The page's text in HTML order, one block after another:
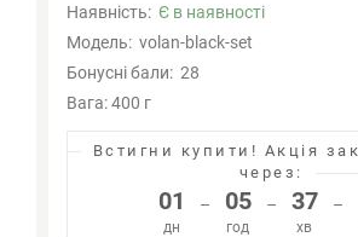
Наявність: Є в наявності
Модель: volan-black-set
Бонусні бали: 28
Вага: 400 г
Встигни купити! Акція
через:
01
дн
– 05
год
– 37
хв
–